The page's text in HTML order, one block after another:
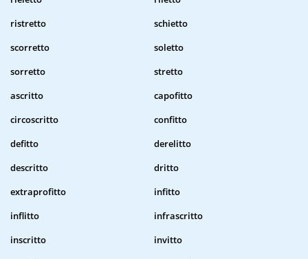
ristretto
schietto
scorretto
soletto
sorretto
stretto
ascritto
capofitto
circoscritto
confitto
defitto
derelitto
descritto
dritto
extraprofitto
infitto
inflitto
infrascritto
inscritto
invitto